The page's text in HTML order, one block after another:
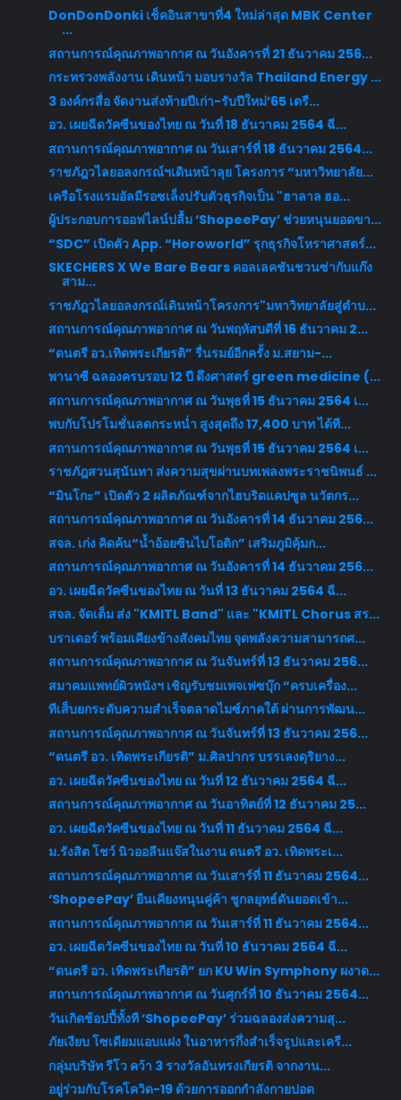
DonDonDonki เช็คอินสาขาที่4 ใหม่ล่าสุด MBK Center
...
สถานการณ์คุณภาพอากาศ ณ วันอังคารที่ 21 ธันวาคม 256...
กระทรวงพลังงาน เดินหน้า มอบรางวัล Thailand Energy ...
3 องค์กรสื่อ จัดงานส่งท้ายปีเก่า-รับปีใหม่’65 เตรี...
อว. เผยฉีดวัคซีนของไทย ณ วันที่ 18 ธันวาคม 2564 ฉี...
สถานการณ์คุณภาพอากาศ ณ วันเสาร์ที่ 18 ธันวาคม 2564...
ราชภัฎวไลยอลงกรณ์ฯเดินหน้าลุย โครงการ “มหาวิทยาลัย...
เครือโรงแรมอัลมีรอซเล็งปรับตัวธุรกิจเป็น "ฮาลาล ฮอ...
ผู้ประกอบการออฟไลน์ปลื้ม ‘ShopeePay’ ช่วยหนุนยอดขา...
“SDC” เปิดตัว App. “Horoworld” รุกธุรกิจโหราศาสตร์...
SKECHERS X We Bare Bears คอลเลคชันชวนซ่ากับแก๊ง
สาม...
ราชภัฎวไลยอลงกรณ์เดินหน้าโครงการ"มหาวิทยาลัยสู่ตำบ...
สถานการณ์คุณภาพอากาศ ณ วันพฤหัสบดีที่ 16 ธันวาคม 2...
“ดนตรี อว.เทิดพระเกียรติ” รื่นรมย์อีกครั้ง ม.สยาม-...
พานาซี ฉลองครบรอบ 12 ปี ดึงศาสตร์ green medicine (...
สถานการณ์คุณภาพอากาศ ณ วันพุธที่ 15 ธันวาคม 2564 เ...
พบกับโปรโมชั่นลดกระหน่ำ สูงสุดถึง 17,400 บาท ได้ที...
สถานการณ์คุณภาพอากาศ ณ วันพุธที่ 15 ธันวาคม 2564 เ...
ราชภัฎสวนสุนันทา ส่งความสุขผ่านบทเพลงพระราชนิพนธ์ ...
“มินโกะ” เปิดตัว 2 ผลิตภัณฑ์จากไฮบริดแคปซูล นวัตกร...
สถานการณ์คุณภาพอากาศ ณ วันอังคารที่ 14 ธันวาคม 256...
สจล. เก่ง คิดค้น“น้ำอ้อยซินไบโอติก” เสริมภูมิคุ้มก...
สถานการณ์คุณภาพอากาศ ณ วันอังคารที่ 14 ธันวาคม 256...
อว. เผยฉีดวัคซีนของไทย ณ วันที่ 13 ธันวาคม 2564 ฉี...
สจล. จัดเต็ม ส่ง "KMITL Band" และ "KMITL Chorus สร...
บราเดอร์ พร้อมเคียงข้างสังคมไทย จุดพลังความสามารถศ...
สถานการณ์คุณภาพอากาศ ณ วันจันทร์ที่ 13 ธันวาคม 256...
สมาคมแพทย์ผิวหนังฯ เชิญรับชมเพจเฟซบุ๊ก “ครบเครื่อง...
ทีเส็บยกระดับความสำเร็จตลาดไมซ์ภาคใต้ ผ่านการพัฒน...
สถานการณ์คุณภาพอากาศ ณ วันจันทร์ที่ 13 ธันวาคม 256...
“ดนตรี อว. เทิดพระเกียรติ” ม.ศิลปากร บรรเลงดุริยาง...
อว. เผยฉีดวัคซีนของไทย ณ วันที่ 12 ธันวาคม 2564 ฉี...
สถานการณ์คุณภาพอากาศ ณ วันอาทิตย์ที่ 12 ธันวาคม 25...
อว. เผยฉีดวัคซีนของไทย ณ วันที่ 11 ธันวาคม 2564 ฉี...
ม.รังสิต โชว์ นิวออลีนแจ๊สในงาน ดนตรี อว. เทิดพระเ...
สถานการณ์คุณภาพอากาศ ณ วันเสาร์ที่ 11 ธันวาคม 2564...
‘ShopeePay’ ยืนเคียงหนุนคู่ค้า ชูกลยุทธ์ดันยอดเข้า...
สถานการณ์คุณภาพอากาศ ณ วันเสาร์ที่ 11 ธันวาคม 2564...
อว. เผยฉีดวัคซีนของไทย ณ วันที่ 10 ธันวาคม 2564 ฉี...
“ดนตรี อว. เทิดพระเกียรติ” ยก KU Win Symphony ผงาด...
สถานการณ์คุณภาพอากาศ ณ วันศุกร์ที่ 10 ธันวาคม 2564...
วันเกิดช้อปปี้ทั้งที ‘ShopeePay’ ร่วมฉลองส่งความสุ...
ภัยเงียบ โซเดียมแอบแฝง ในอาหารกึ่งสำเร็จรูปและเครื...
กลุ่มบริษัท รีโว คว้า 3 รางวัลอันทรงเกียรติ จากงาน...
อยู่ร่วมกับโรคโควิด-19 ด้วยการออกกำลังกายปอด